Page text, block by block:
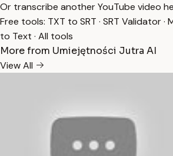
Or transcribe another YouTube video
Free tools: TXT to SRT · SRT Validator·
to Text · All tools
More from Umiejętności Jutra AI
View All